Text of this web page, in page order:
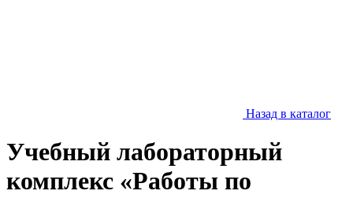
Назад в каталог
Учебный лабораторный
комплекс «Работы по